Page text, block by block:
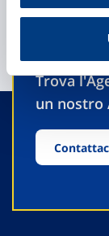
Hai
Trova
un nostro